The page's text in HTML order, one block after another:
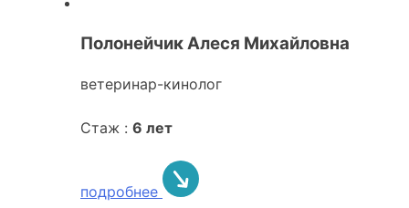
Полонейчик Алеся Михайловна
ветеринар-кинолог
Стаж : 6 лет
подробнее